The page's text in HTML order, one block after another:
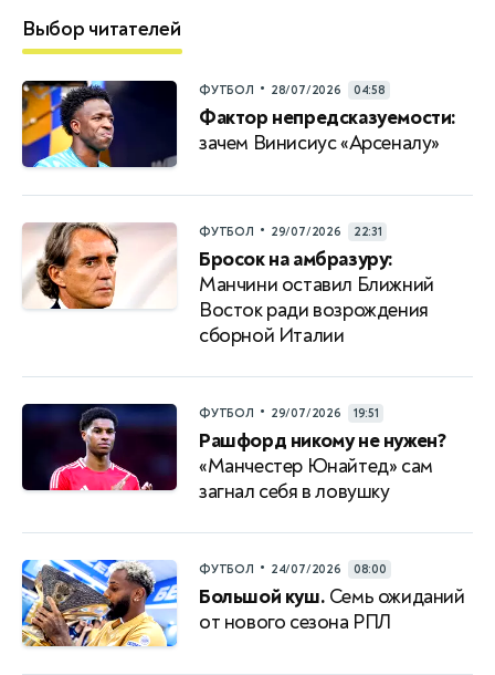
Выбор читателей
ФУТБОЛ • 28/07/2026 04:58
Фактор непредсказуемости:
зачем Винисиус «Арсеналу»
ФУТБОЛ • 29/07/2026 22:31
Бросок на амбразуру:
Манчини оставил Ближний
Восток ради возрождения
сборной Италии
ФУТБОЛ • 29/07/2026 19:51
Рашфорд никому не нужен?
«Манчестер Юнайтед» сам
загнал себя в ловушку
ФУТБОЛ • 24/07/2026 08:00
Большой куш. Семь ожиданий
от нового сезона РПЛ